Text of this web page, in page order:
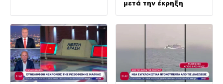
μετά την έκρηξη